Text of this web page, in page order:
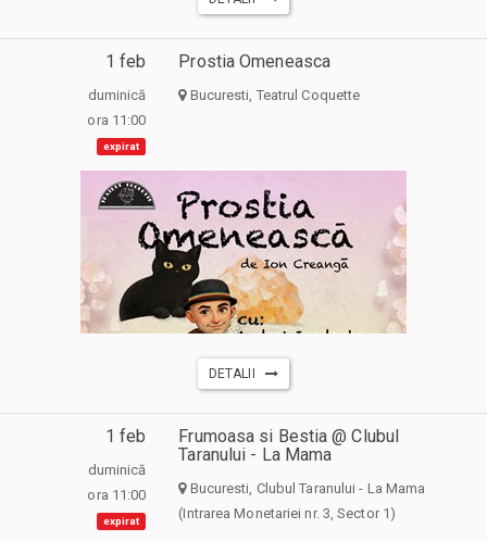
1 feb
duminică
ora 11:00
expirat
Prostia Omeneasca
Bucuresti, Teatrul Coquette
DETALII
1 feb
duminică
ora 11:00
expirat
Frumoasa si Bestia @ Clubul
Taranului - La Mama
Bucuresti, Clubul Taranului - La Mama
(Intrarea Monetariei nr. 3, Sector 1)